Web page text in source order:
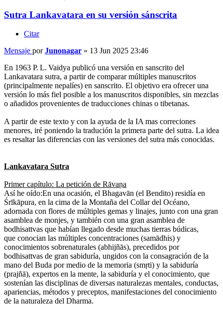
Sutra Lankavatara en su versión sánscrita
Citar
Mensaje porJunonagar » 13 Jun 2025 23:46
En 1963 P. L. Vaidya publicó una versión en sanscrito del
Lankavatara sutra, a partir de comparar múltiples manuscritos
(principalmente nepalíes) en sanscrito. El objetivo era ofrecer una
versión lo más fiel posible a los manuscritos disponibles, sin mezclas
o añadidos provenientes de traducciones chinas o tibetanas.
A partir de este texto y con la ayuda de la IA mas correciones
menores, iré poniendo la tradución la primera parte del sutra. La idea
es resaltar las diferencias con las versiones del sutra más conocidas.
Lankavatara Sutra
Primer capítulo: La petición de Rāvaṇa
Así he oído:En una ocasión, el Bhagavān (el Bendito) residía en
Śrīkāpura, en la cima de la Montaña del Collar del Océano,
adornada con flores de múltiples gemas y linajes, junto con una gran
asamblea de monjes, y también con una gran asamblea de
bodhisattvas que habían llegado desde muchas tierras búdicas,
que conocian las múltiples concentraciones (samādhis) y
conocimientos sobrenaturales (abhijñās), precedidos por
bodhisattvas de gran sabiduría, ungidos con la consagración de la
mano del Buda por medio de la memoria (smṛti) y la sabiduría
(prajñā), expertos en la mente, la sabiduría y el conocimiento, que
sostenían las disciplinas de diversas naturalezas mentales, conductas,
apariencias, métodos y preceptos, manifestaciones del conocimiento
de la naturaleza del Dharma.